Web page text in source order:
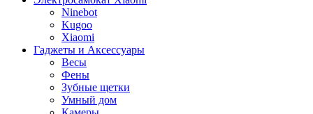
Ninebot
Kugoo
Xiaomi
Гаджеты и Аксессуары
Весы
Фены
Зубные щетки
Умный дом